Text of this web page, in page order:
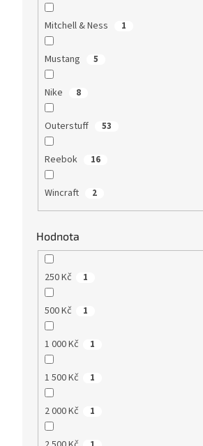
Mitchell & Ness 1
Mustang 5
Nike 8
Outerstuff 53
Reebok 16
Wincraft 2
Hodnota
250 Kč 1
500 Kč 1
1 000 Kč 1
1 500 Kč 1
2 000 Kč 1